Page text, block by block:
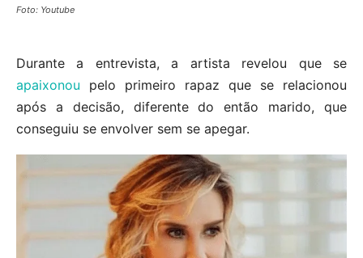
Foto: Youtube
Durante a entrevista, a artista revelou que se
apaixonou pelo primeiro rapaz que se relacionou
após a decisão, diferente do então marido, que
conseguiu se envolver sem se apegar.